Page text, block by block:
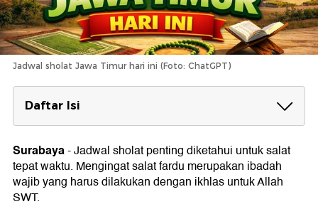
Jadwal sholat Jawa Timur hari ini (Foto: ChatGPT)
Daftar Isi
Jadwal Sholat Jatim Senin 8 Juni 2026
1. Kota Surabaya
2. Kota Probolinggo
3. Kota Pasuruan
4. Kota Mojokerto
Surabaya-Jadwal sholat penting diketahui untuk salat
tepat waktu. Mengingat salat fardu merupakan ibadah
wajib yang harus dilakukan dengan ikhlas untuk Allah
SWT.